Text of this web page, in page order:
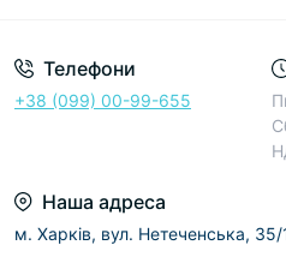
Телефони
+38 (099) 00-99-655
Наша адреса
м. Харків, вул. Нетеченська, 35/